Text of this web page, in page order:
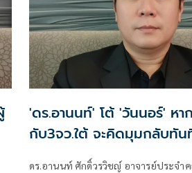
'ดร.อานนท์' โต้ 'วันนอร์' หา
กับ3จว.ใต้ จะคิดมุมกลับทั
อำนาจให้กอ.รมน.
ดร.อานนท์ ศักดิ์วรวิชญ์ อาจารย์ประจำ